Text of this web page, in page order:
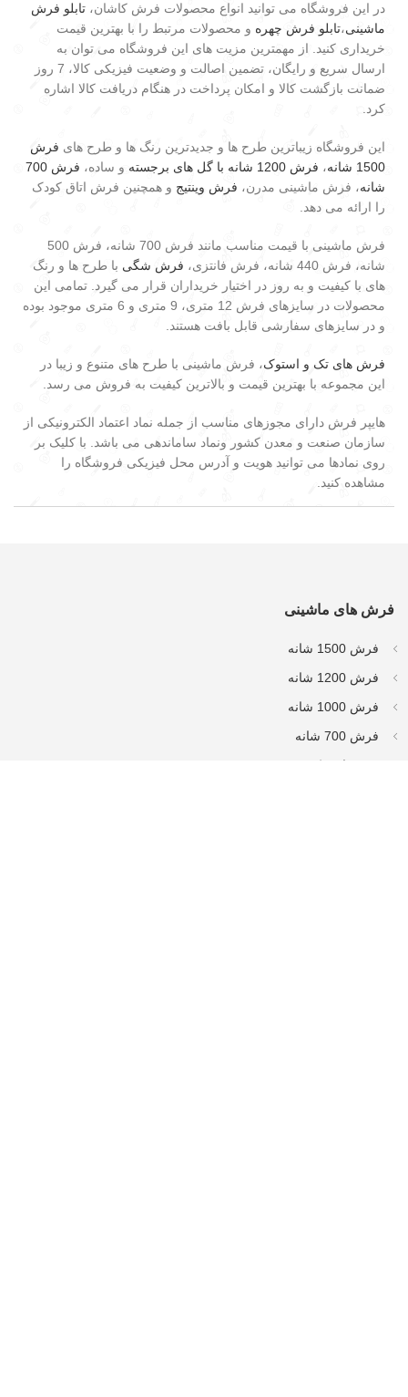
در این فروشگاه می توانید انواع محصولات فرش کاشان، تابلو فرش
ماشینی،تابلو فرش چهره و محصولات مرتبط را با بهترین قیمت
خریداری کنید. از مهمترین مزیت های این فروشگاه می توان به
ارسال سریع و رایگان، تضمین اصالت و وضعیت فیزیکی کالا، 7 روز
ضمانت بازگشت کالا و امکان پرداخت در هنگام دریافت کالا اشاره
کرد.
این فروشگاه زیباترین طرح ها و جدیدترین رنگ ها و طرح های فرش
1500 شانه
، فرش 1200 شانه با گل های برجسته و ساده،
فرش 700
شانه، فرش ماشینی مدرن، فرش وینتیج و همچنین فرش اتاق کودک
را ارائه می دهد.
فرش ماشینی با قیمت مناسب مانند فرش 700 شانه، فرش 500
شانه، فرش 440 شانه، فرش فانتزی،
فرش شگی با طرح ها و رنگ
های با کیفیت و به روز در اختیار خریداران قرار می گیرد. تمامی این
محصولات در سایزهای فرش 12 متری، 9 متری و 6 متری موجود بوده
و در سایزهای سفارشی قابل بافت هستند.
فرش های تک و استوک، فرش ماشینی با طرح های متنوع و زیبا در
این مجموعه با بهترین قیمت و بالاترین کیفیت به فروش می رسد.
هایپر فرش دارای مجوزهای مناسب از جمله نماد اعتماد الکترونیکی از
سازمان صنعت و معدن کشور ونماد ساماندهی می باشد. با کلیک بر
روی نمادها می توانید هویت و آدرس محل فیزیکی فروشگاه را
مشاهده کنید.
فرش های ماشینی
فرش 1500 شانه
فرش 1200 شانه
فرش 1000 شانه
فرش 700 شانه
فرش استوک تخفیفی